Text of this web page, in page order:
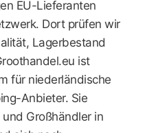
EU-Lieferanten
Dort prüfen wir
Lagerbestand
ist
für niederländische
Anbieter. Sie
Großhändler in